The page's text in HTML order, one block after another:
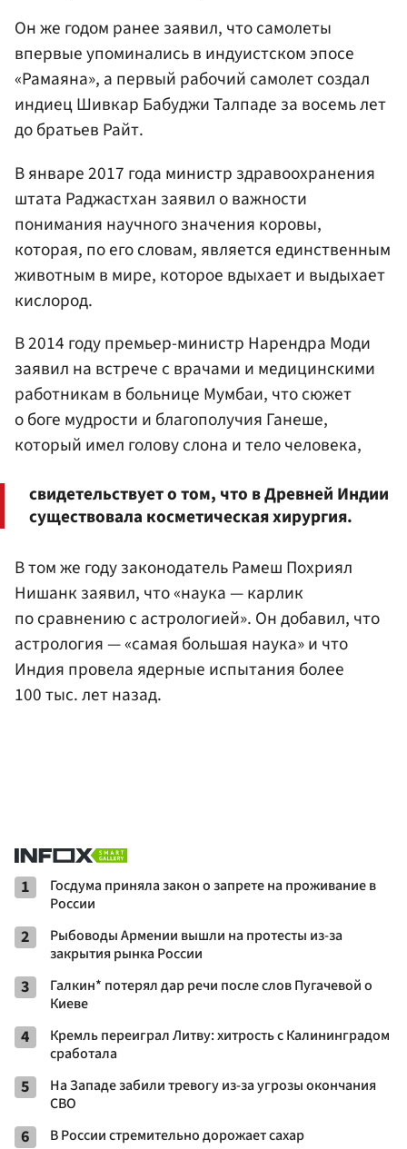
Он же годом ранее заявил, что самолеты
впервые упоминались в индуистском эпосе
«Рамаяна», а первый рабочий самолет создал
индиец Шивкар Бабуджи Талпаде за восемь лет
до братьев Райт.
В январе 2017 года министр здравоохранения
штата Раджастхан заявил о важности
понимания научного значения коровы,
которая, по его словам, является единственным
животным в мире, которое вдыхает и выдыхает
кислород.
В 2014 году премьер-министр Нарендра Моди
заявил на встрече с врачами и медицинскими
работникам в больнице Мумбаи, что сюжет
о боге мудрости и благополучия Ганеше,
который имел голову слона и тело человека,
свидетельствует о том, что в Древней Индии
существовала косметическая хирургия.
В том же году законодатель Рамеш Похриял
Нишанк заявил, что «наука — карлик
по сравнению с астрологией». Он добавил, что
астрология — «самая большая наука» и что
Индия провела ядерные испытания более
100 тыс. лет назад.
1
Госдума приняла закон о запрете на проживание в
России
2
Рыбоводы Армении вышли на протесты из-за
закрытия рынка России
3
Галкин* потерял дар речи после слов Пугачевой о
Киеве
4
Кремль переиграл Литву: хитрость с Калининградом
сработала
5
На Западе забили тревогу из-за угрозы окончания
СВО
6 В России стремительно дорожает сахар